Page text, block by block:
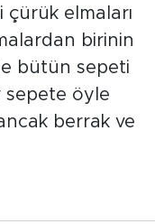
çürük elmaları
birinin
bütün sepeti
sepete öyle
berrak ve